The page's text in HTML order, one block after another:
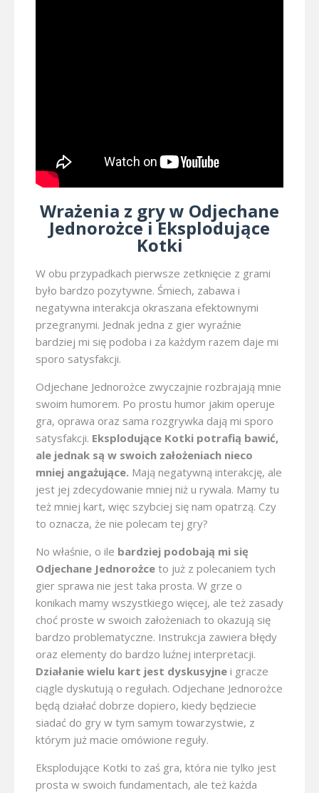
Wrażenia z gry w Odjechane
Jednorożce i Eksplodujące
Kotki
W obu przypadkach pierwsze zetknięcie z grami
było bardzo pozytywne. Śmiech, zabawa i
negatywna interakcja okraszana efektownymi
przegranymi. Jednak jedna z gier wyraźnie
bardziej mi się podoba i za każdym razem daje mi
sporo satysfakcji.
Odjechane Jednorożce zwyczajnie rozbrajają mnie
swoim humorem. Po prostu humor jakim operuje
gra, oprawa oraz sama rozgrywka dają mi sporo
satysfakcji. Eksplodujące Kotki potrafią bawić,
ale jednak są w swoich założeniach nieco
mniej angażujące. Mają negatywną interakcję, ale
jest jej zdecydowanie mniej niż u rywala. Mamy tu
też mniej kart, więc szybciej się nam opatrzą. Czy
to oznacza, że nie polecam tej gry?
No właśnie, o ile bardziej podobają mi się
Odjechane Jednorożce to już z polecaniem tych
gier sprawa nie jest taka prosta. W grze o
konikach mamy wszystkiego więcej, ale też zasady
choć proste w swoich założeniach to okazują się
bardzo problematyczne. Instrukcja zawiera błędy
oraz elementy do bardzo luźnej interpretacji.
Działanie wielu kart jest dyskusyjne i gracze
ciągle dyskutują o regułach. Odjechane Jednorożce
będą działać dobrze dopiero, kiedy będziecie
siadać do gry w tym samym towarzystwie, z
którym już macie omówione reguły.
Eksplodujące Kotki to zaś gra, która nie tylko jest
prosta w swoich fundamentach, ale też każda